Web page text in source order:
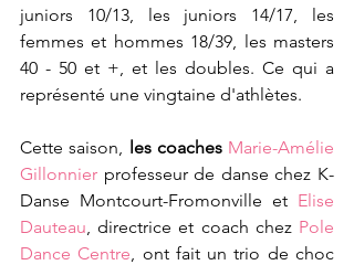
juniors 10/13, les juniors 14/17, les
femmes et hommes 18/39, les masters
40 - 50 et +, et les doubles. Ce qui a
représenté une vingtaine d'athlètes.
Cette saison, les coaches Marie-Amélie
Gillonnier professeur de danse chez K-
Danse Montcourt-Fromonville et Elise
Dauteau, directrice et coach chez Pole
Dance Centre, ont fait un trio de choc